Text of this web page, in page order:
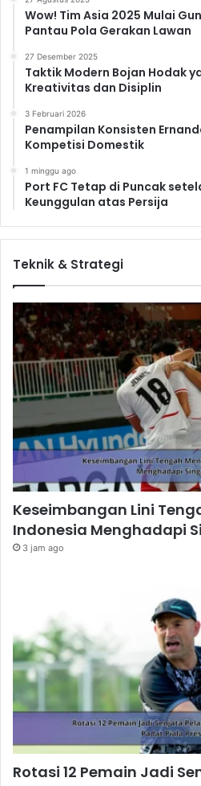
Wow! Tim Asia 2025 Mulai
Pantau Pola Gerakan Lawan
27 Desember 2025
Taktik Modern Bojan Hodak
Kreativitas dan Disiplin
3 Februari 2026
Penampilan Konsisten
Kompetisi Domestik
1 minggu ago
Port FC Tetap di Puncak
Keunggulan atas Persija
Teknik & Strategi
Keseimbangan Lini
Indonesia Menghadapi
3 jam ago
Rotasi 12 Pemain Jadi